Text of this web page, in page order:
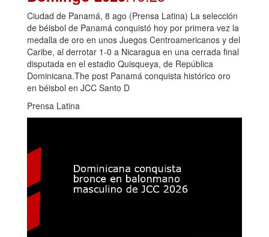
Ciudad de Panamá, 8 ago (Prensa Latina) La selección
de béisbol de Panamá conquistó hoy por primera vez la
medalla de oro en unos Juegos Centroamericanos y del
Caribe, al derrotar 1-0 a Nicaragua en una cerrada final
disputada en el estadio Quisqueya, de República
Dominicana.The post Panamá conquista histórico oro
en béisbol en JCC Santo D
Prensa Latina